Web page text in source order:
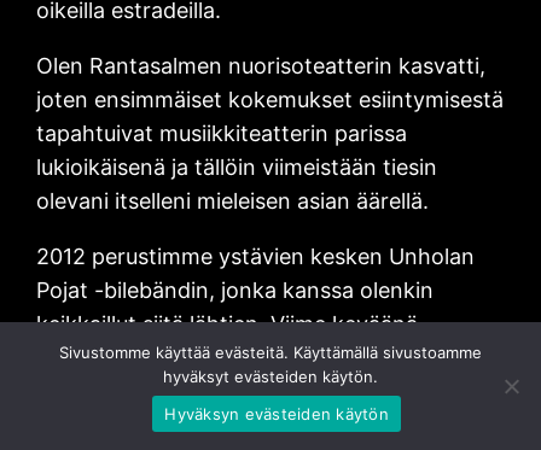
oikeilla estradeilla.
Olen Rantasalmen nuorisoteatterin kasvatti,
joten ensimmäiset kokemukset esiintymisestä
tapahtuivat musiikkiteatterin parissa
lukioikäisenä ja tällöin viimeistään tiesin
olevani itselleni mieleisen asian äärellä.
2012 perustimme ystävien kesken Unholan
Pojat -bilebändin, jonka kanssa olenkin
keikkaillut siitä lähtien. Viime keväänä
ystäväni vinkkasi TangoMaestro -kilpailusta
ja siitä se idea sitten syttyi ja tietyllä tavalla
tapahtui paluu sinne, mistä kaikki alkoi.
Sivustomme käyttää evästeitä. Käyttämällä sivustoamme
hyväksyt evästeiden käytön.
Hyväksyn evästeiden käytön